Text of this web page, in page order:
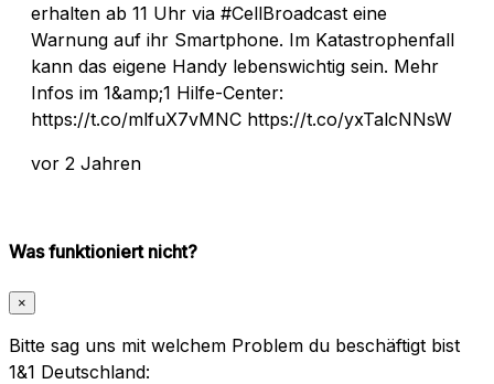
erhalten ab 11 Uhr via #CellBroadcast eine
Warnung auf ihr Smartphone. Im Katastrophenfall
kann das eigene Handy lebenswichtig sein. Mehr
Infos im 1&amp;1 Hilfe-Center:
https://t.co/mlfuX7vMNC https://t.co/yxTalcNNsW
vor 2 Jahren
Was funktioniert nicht?
×
Bitte sag uns mit welchem Problem du beschäftigt bist
1&1 Deutschland: